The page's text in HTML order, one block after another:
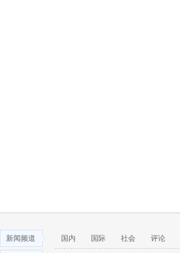
新闻频道 国内 国际 社会 评论